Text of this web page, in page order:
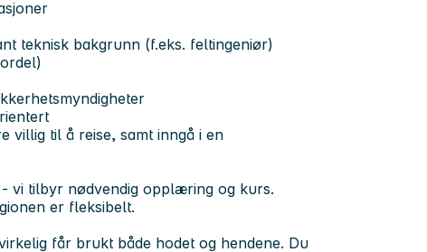
teknisk bakgrunn (f.eks. feltingeniør)
villig til å reise, samt inngå i en
vi tilbyr nødvendig opplæring og kurs.
er fleksibelt.
får brukt både hodet og hendene. Du